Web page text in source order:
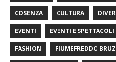
COSENZA CULTURA
EVENTI EVENTI E SPETTACOLI
FASHION FIUMEFREDDO